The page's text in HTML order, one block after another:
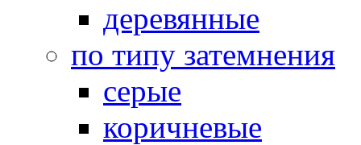
деревянные
по типу затемнения
серые
коричневые